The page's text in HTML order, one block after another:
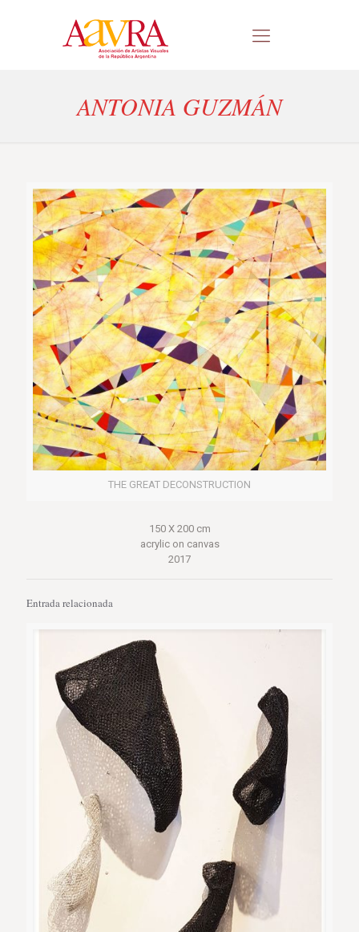
ANTONIA GUZMÁN
THE GREAT DECONSTRUCTION
150 X 200 cm
acrylic on canvas
2017
Entrada relacionada